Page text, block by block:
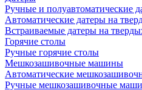
Ручные и полуавтоматические
Автоматические датеры на
Встраиваемые датеры на
Горячие столы
Ручные горячие столы
Мешкозашивочные машины
Автоматические
Ручные мешкозашивочные